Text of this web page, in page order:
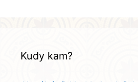
Kudy kam?